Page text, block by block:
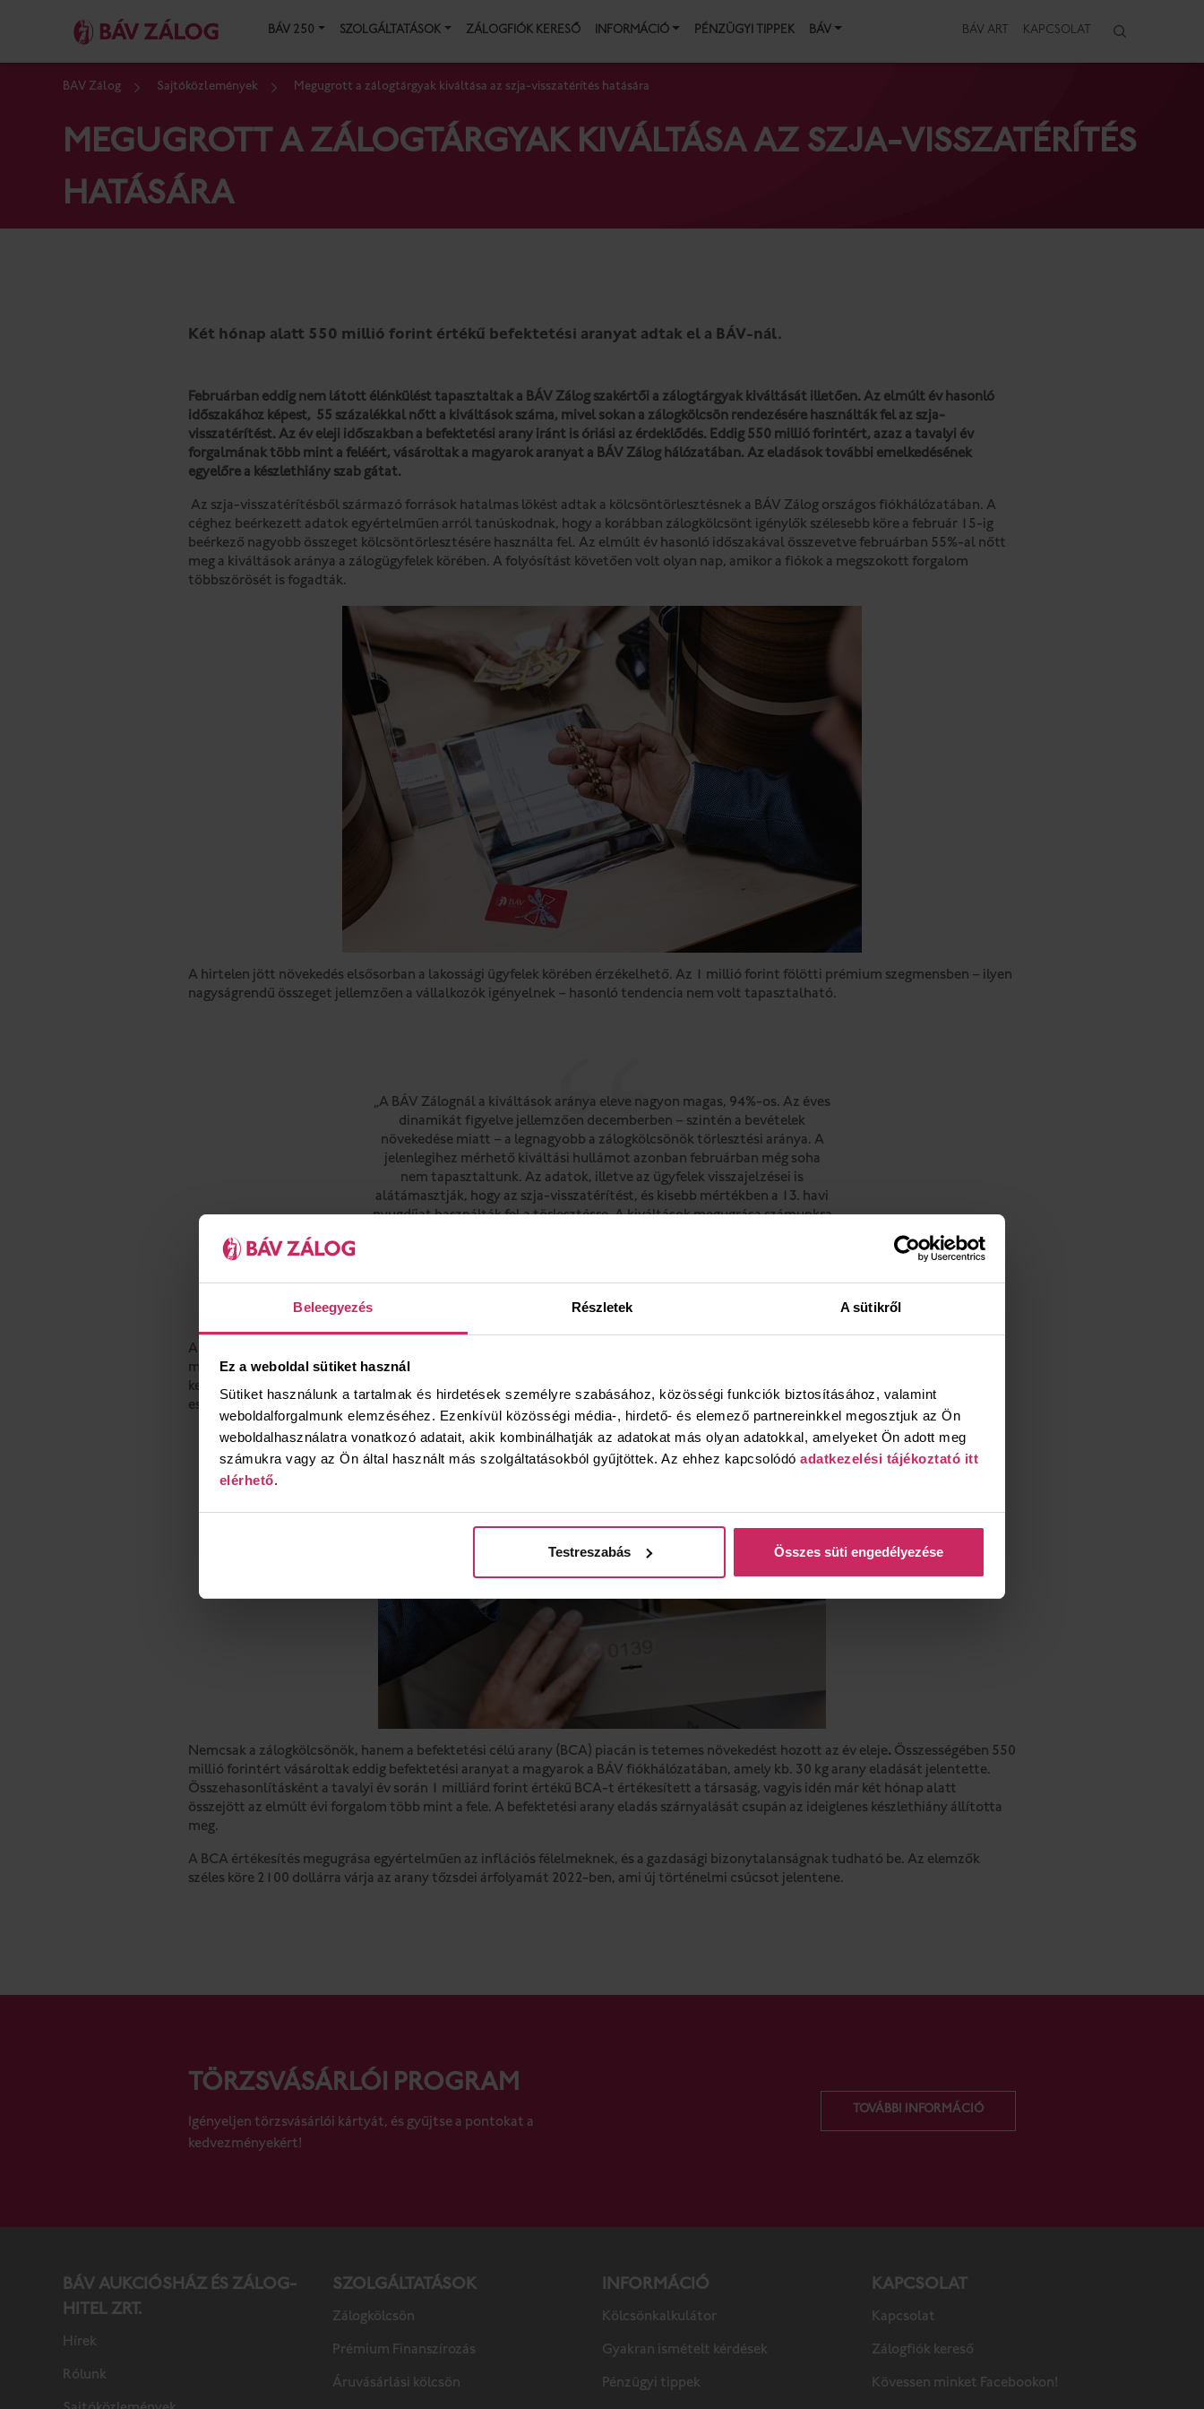
Beleegyezés Részletek A sütikről
Ez a weboldal sütiket használ
Sütiket használunk a tartalmak és hirdetések személyre szabásához, közösségi funkciók biztosításához, valamint
weboldalforgalmunk elemzéséhez. Ezenkívül közösségi média-, hirdető- és elemező partnereinkkel megosztjuk az Ön
weboldalhasználatra vonatkozó adatait, akik kombinálhatják az adatokat más olyan adatokkal, amelyeket Ön adott meg
számukra vagy az Ön által használt más szolgáltatásokból gyűjtöttek. Az ehhez kapcsolódó adatkezelési tájékoztató itt
elérhető.
Testreszabás Összes süti engedélyezése
BÁV 250 SZOLGÁLTATÁSOK ZÁLOGFIÓK KERESŐ INFORMÁCIÓ PÉNZÜGYI TIPPEK BÁV BÁV ART KAPCSOLAT
BÁV Zálog Sajtóközlemények Megugrott a zálogtárgyak kiváltása az szja-visszatérítés hatására
MEGUGROTT A ZÁLOGTÁRGYAK KIVÁLTÁSA AZ SZJA-VISSZATÉRÍTÉS
HATÁSÁRA
Két hónap alatt 550 millió forint értékű befektetési aranyat adtak el a BÁV-nál.
Februárban eddig nem látott élénkülést tapasztaltak a BÁV Zálog szakértői a zálogtárgyak kiváltását illetően. Az elmúlt év hasonló
időszakához képest, 55 százalékkal nőtt a kiváltások száma, mivel sokan a zálogkölcsön rendezésére használták fel az szja-
visszatérítést. Az év eleji időszakban a befektetési arany iránt is óriási az érdeklődés. Eddig 550 millió forintért, azaz a tavalyi év
forgalmának több mint a feléért, vásároltak a magyarok aranyat a BÁV Zálog hálózatában. Az eladások további emelkedésének
egyelőre a készlethiány szab gátat.
Az szja-visszatérítésből származó források hatalmas lökést adtak a kölcsöntörlesztésnek a BÁV Zálog országos fiókhálózatában. A
céghez beérkezett adatok egyértelműen arról tanúskodnak, hogy a korábban zálogkölcsönt igénylők szélesebb köre a február 15-ig
beérkező nagyobb összeget kölcsöntörlesztésére használta fel. Az elmúlt év hasonló időszakával összevetve februárban 55%-al nőtt
meg a kiváltások aránya a zálogügyfelek körében. A folyósítást követően volt olyan nap, amikor a fiókok a megszokott forgalom
többszörösét is fogadták.
A hirtelen jött növekedés elsősorban a lakossági ügyfelek körében érzékelhető. Az 1 millió forint fölötti prémium szegmensben – ilyen
nagyságrendű összeget jellemzően a vállalkozók igényelnek – hasonló tendencia nem volt tapasztalható.
„A BÁV Zálognál a kiváltások aránya eleve nagyon magas, 94%-os. Az éves
dinamikát figyelve jellemzően decemberben – szintén a bevételek
növekedése miatt – a legnagyobb a zálogkölcsönök törlesztési aránya. A
jelenlegihez mérhető kiváltási hullámot azonban februárban még soha
nem tapasztaltunk. Az adatok, illetve az ügyfelek visszajelzései is
alátámasztják, hogy az szja-visszatérítést, és kisebb mértékben a 13. havi
nyugdíjat használták fel a törlesztésre. A kiváltások megugrása számunkra
A törlesztési hajlandóság javulását a pandémia egyik „mellékhatásának” is tartják. A BÁV Zálog évről évre kutatásokkal méri fel a
magyar családok pénzügyi helyzetét, az eredmények azt igazolják, hogy a járványhelyzet következtében az ügyfelek tudatosabban
kezelik pénzügyeiket, jobban odafigyelnek a kondíciókra, szigorúbban betartják a határidőket. Egy tervezett vagy váratlan bevétel
esetén prioritássá vált a kölcsön törlesztése és a zálogtárgy kiváltása.
Nemcsak a zálogkölcsönök, hanem a befektetési célú arany (BCA) piacán is tetemes növekedést hozott az év eleje. Összességében 550
millió forintért vásároltak eddig befektetési aranyat a magyarok a BÁV fiókhálózatában, amely kb. 30 kg arany eladását jelentette.
Összehasonlításként a tavalyi év során 1 milliárd forint értékű BCA-t értékesített a társaság, vagyis idén már két hónap alatt
összejött az elmúlt évi forgalom több mint a fele. A befektetési arany eladás szárnyalását csupán az ideiglenes készlethiány állította
meg.
A BCA értékesítés megugrása egyértelműen az inflációs félelmeknek, és a gazdasági bizonytalanságnak tudható be. Az elemzők
széles köre 2100 dollárra várja az arany tőzsdei árfolyamát 2022-ben, ami új történelmi csúcsot jelentene.
TÖRZSVÁSÁRLÓI PROGRAM
Igényeljen törzsvásárlói kártyát, és gyűjtse a pontokat a
kedvezményekért!
TOVÁBBI INFORMÁCIÓ
BÁV AUKCIÓS­HÁZ ÉS ZÁLOG­
HITEL ZRT.
Hírek
Rólunk
SZOL­GÁL­TA­TÁ­SOK
Zálogkölcsön
Prémium Finanszírozás
Áruvásárlási kölcsön
INFORMÁCIÓ
Kölcsönkalkulátor
Gyakran ismételt kérdések
Pénzügyi tippek
KAPCSOLAT
Kapcsolat
Zálogfiók kereső
Kövessen minket Facebookon!